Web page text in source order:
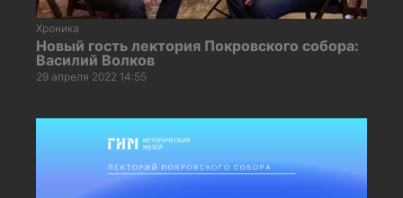
Хроника
Новый гость лектория Покровского собора:
Василий Волков
29 апреля 2022 14:55